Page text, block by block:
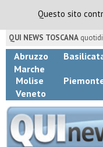
Questo sito
QUI NEWS TOSCANA
Abruzzo
Marche
Molise
Veneto